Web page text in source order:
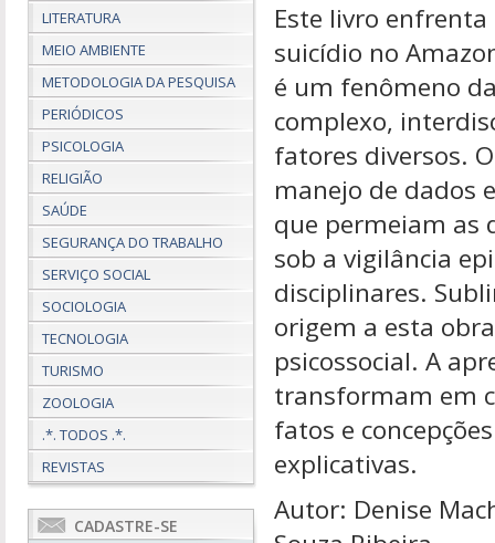
LITERATURA
MEIO AMBIENTE
METODOLOGIA DA PESQUISA
PERIÓDICOS
PSICOLOGIA
RELIGIÃO
SAÚDE
SEGURANÇA DO TRABALHO
SERVIÇO SOCIAL
SOCIOLOGIA
TECNOLOGIA
TURISMO
ZOOLOGIA
.*. TODOS .*.
REVISTAS
CADASTRE-SE
Este livro
suicídio no
é um fenômeno
complexo,
fatores diversos.
manejo de dados
que permeiam as
sob a vigilância
disciplinares.
origem a esta
psicossocial. A
transformam em
fatos e
explicativas.
Autor: Denise